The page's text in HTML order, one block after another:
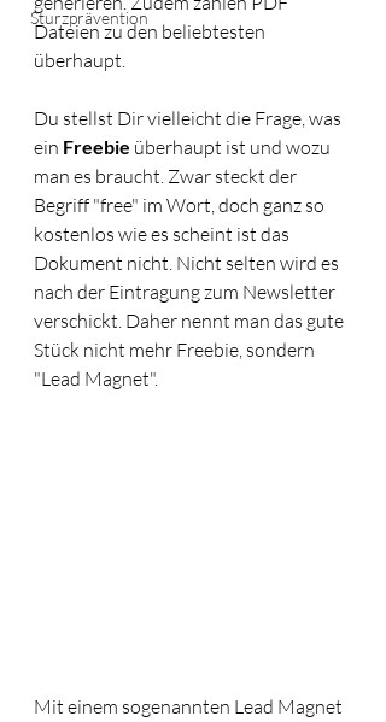
Sturzprävention
Dateien zu den beliebtesten
überhaupt.
Du stellst Dir vielleicht die Frage, was
ein Freebie überhaupt ist und wozu
man es braucht. Zwar steckt der
Begriff "free" im Wort, doch ganz so
kostenlos wie es scheint ist das
Dokument nicht. Nicht selten wird es
nach der Eintragung zum Newsletter
verschickt. Daher nennt man das gute
Stück nicht mehr Freebie, sondern
"Lead Magnet".
Mit einem sogenannten Lead Magnet